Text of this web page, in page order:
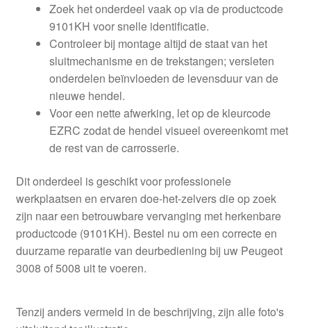
Zoek het onderdeel vaak op via de productcode
9101KH voor snelle identificatie.
Controleer bij montage altijd de staat van het
sluitmechanisme en de trekstangen; versleten
onderdelen beïnvloeden de levensduur van de
nieuwe hendel.
Voor een nette afwerking, let op de kleurcode
EZRC zodat de hendel visueel overeenkomt met
de rest van de carrosserie.
Dit onderdeel is geschikt voor professionele
werkplaatsen en ervaren doe-het-zelvers die op zoek
zijn naar een betrouwbare vervanging met herkenbare
productcode (9101KH). Bestel nu om een correcte en
duurzame reparatie van deurbediening bij uw Peugeot
3008 of 5008 uit te voeren.
Tenzij anders vermeld in de beschrijving, zijn alle foto's